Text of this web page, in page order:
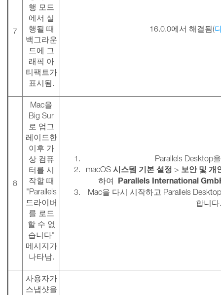
7
행 모드
에서 실
행될 때
백그라운
드에 그
래픽 아
티팩트가
표시됨.
16.0.0에서 해결됨(
8
Mac을
Big Sur
로 업그
레이드한
이후 가
상 컴퓨
터를 시
작할 때
"Parallels
드라이버
를 로드
할 수 없
습니다"
메시지가
나타남.
Parallels Desktop
macOS 시스템 기본 설정 > 보안 및 개
하여 Parallels International
Mac을 다시 시작하고 Parallels
합니다.
사용자가
스냅샷을